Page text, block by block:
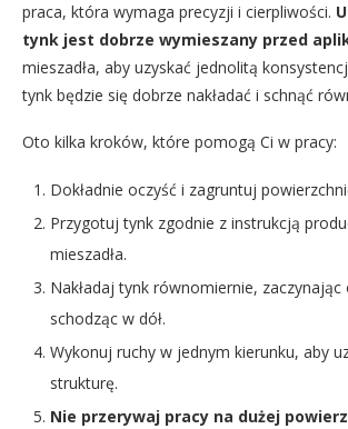
praca, która wymaga precyzji i cierpliwości.
tynk jest dobrze wymieszany przed
mieszadła, aby uzyskać jednolitą
tynk będzie się dobrze nakładać i schnąć
Oto kilka kroków, które pomogą Ci w pracy:
Dokładnie oczyść i zagruntuj
Przygotuj tynk zgodnie z instrukcją
mieszadła.
Nakładaj tynk równomiernie, zaczynając
schodząc w dół.
Wykonuj ruchy w jednym kierunku, aby
strukturę.
Nie przerywaj pracy na dużej